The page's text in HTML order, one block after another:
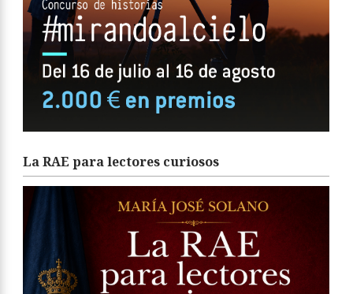
La RAE para lectores curiosos